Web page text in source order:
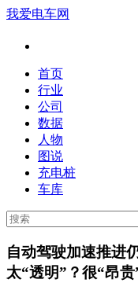
我爱电车网
首页
行业
公司
数据
人物
图说
充电桩
车库
自动驾驶加速推进
太“透明”？很“昂贵